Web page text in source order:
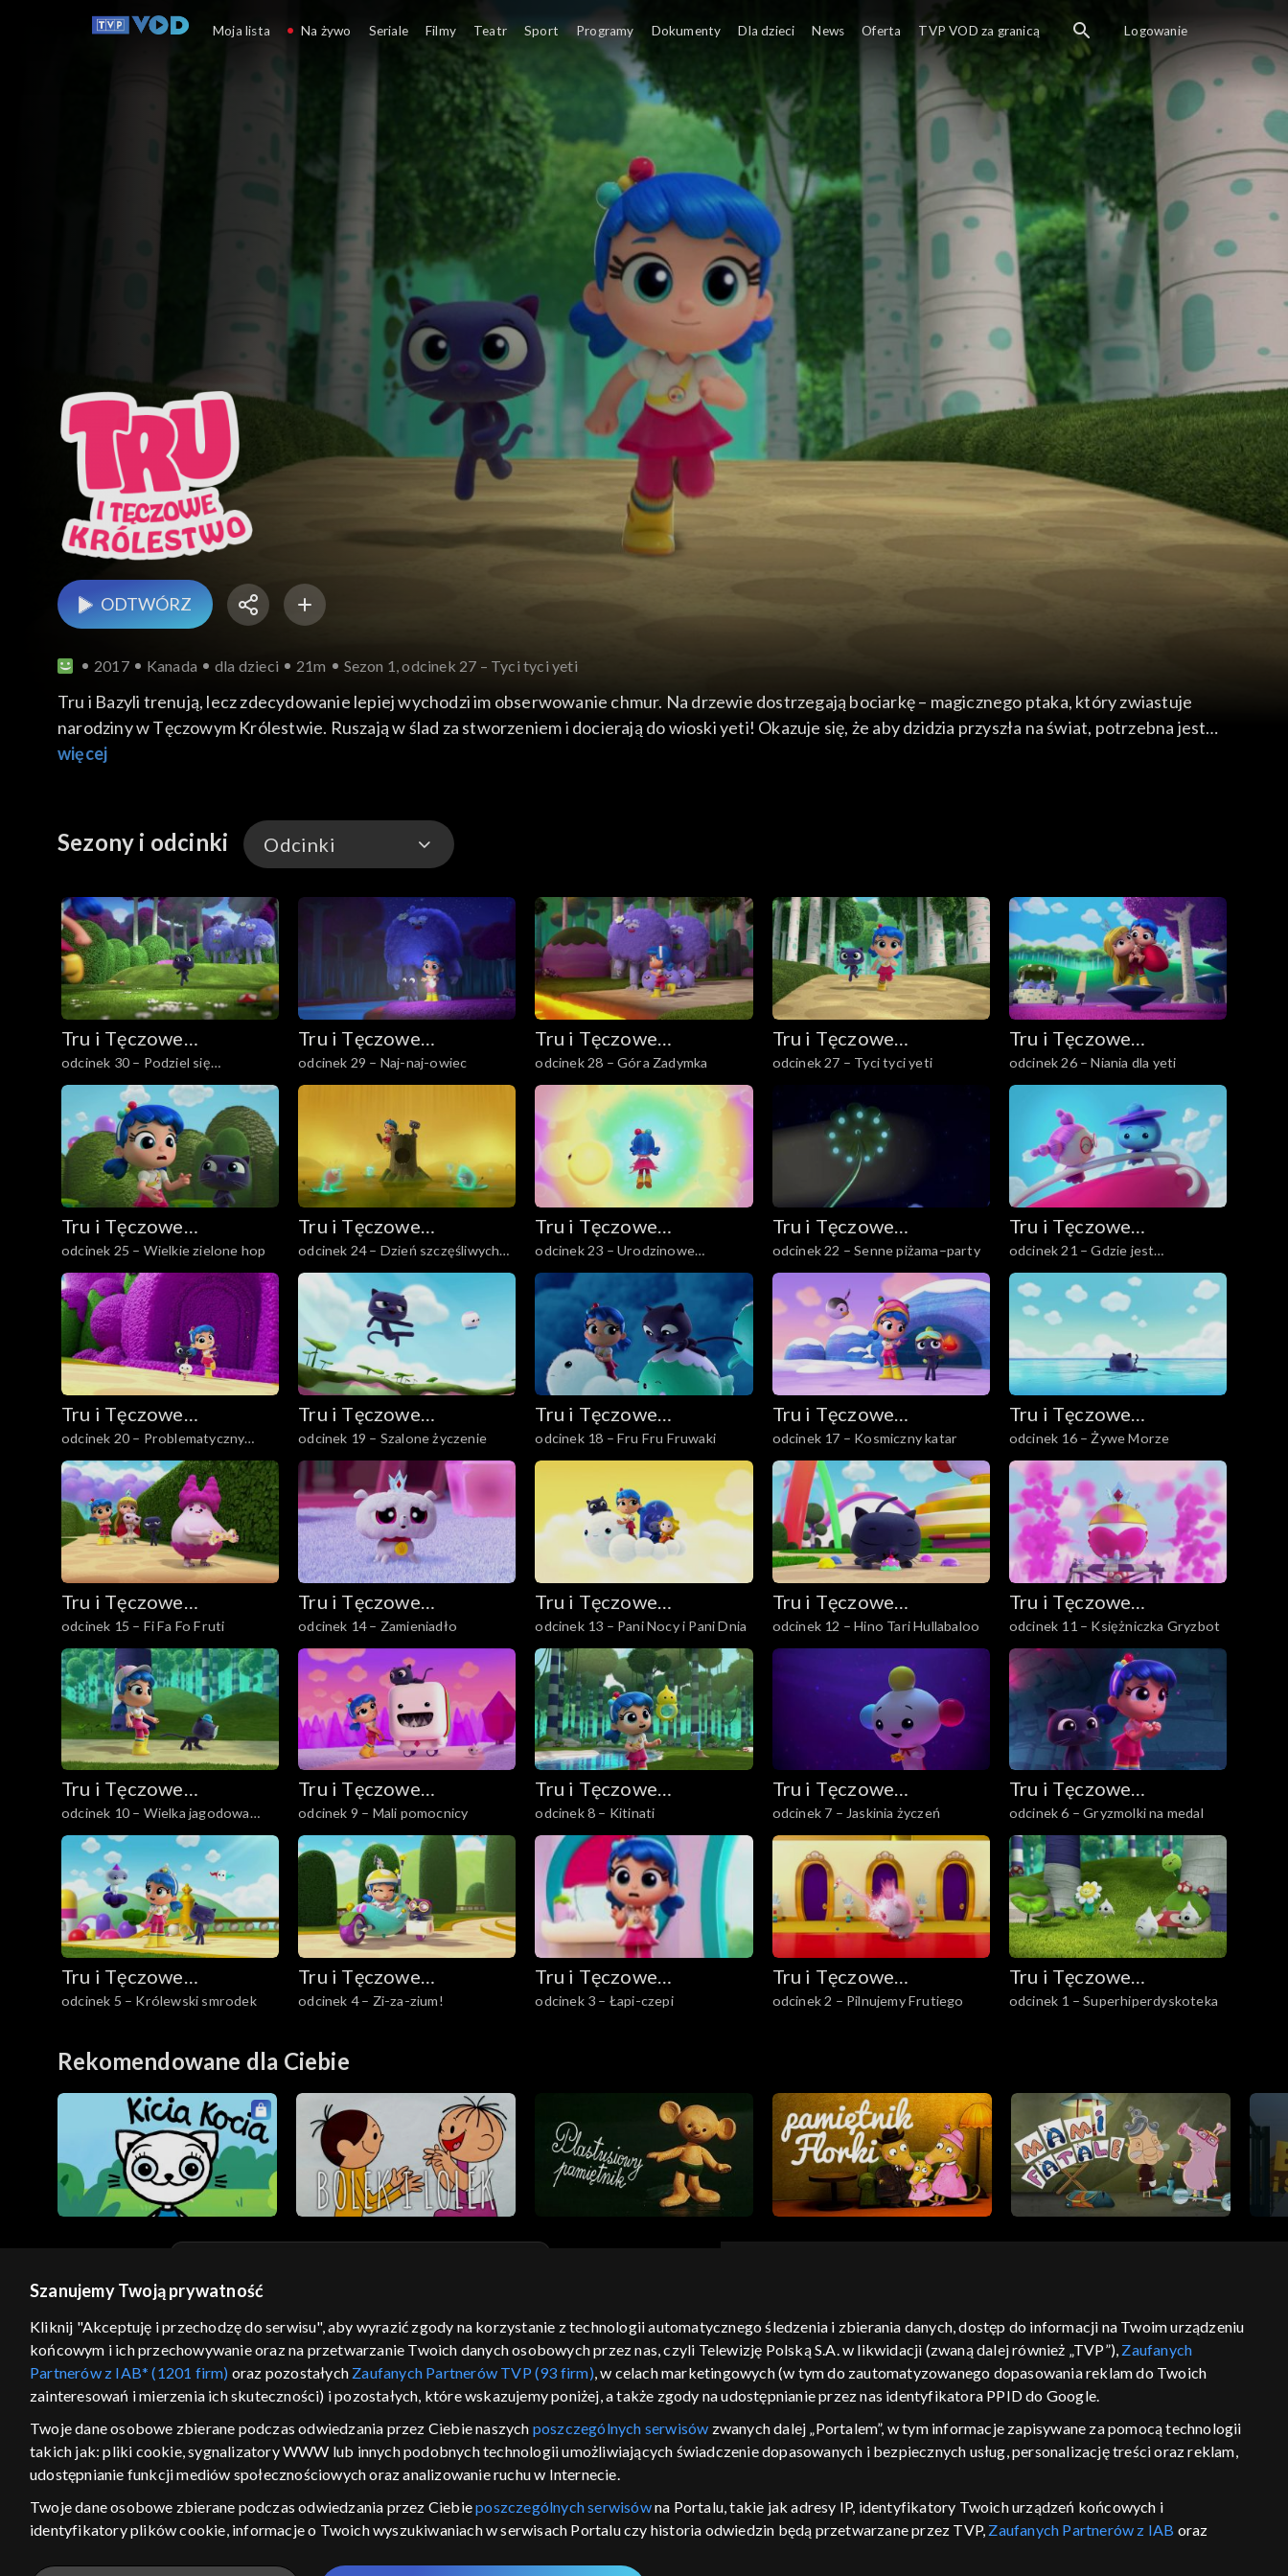
ODTWÓRZ
2017 Kanada dla dzieci 21m Sezon 1, odcinek 27 – Tyci tyci yeti
Tru i Bazyli trenują, lecz zdecydowanie lepiej wychodzi im obserwowanie chmur. Na drzewie dostrzegają bociarkę – magicznego ptaka, który zwiastuje
narodziny w Tęczowym Królestwie. Ruszają w ślad za stworzeniem i docierają do wioski yeti! Okazuje się, że aby dzidzia przyszła na świat, potrzebna jest
obecność bociarki, która uwielbia ciszę. Informowanie Gryzeldy nie jest dobrym pomysłem…
więcej
Sezony i odcinki Odcinki
Odcinki
Tru i Tęczowe
Królestwo
odcinek 30 – Podziel się
drapaczkiem
Tru i Tęczowe
Królestwo
odcinek 29 – Naj-naj-owiec
Tru i Tęczowe
Królestwo
odcinek 28 – Góra Zadymka
Tru i Tęczowe
Królestwo
odcinek 27 – Tyci tyci yeti
Tru i Tęczowe
Królestwo
odcinek 26 – Niania dla yeti
Tru i Tęczowe
Królestwo
odcinek 25 – Wielkie zielone hop
Tru i Tęczowe
Królestwo
odcinek 24 – Dzień szczęśliwych
serc
Tru i Tęczowe
Królestwo
odcinek 23 – Urodzinowe
przyjęcie Tru
Tru i Tęczowe
Królestwo
odcinek 22 – Senne piżama–party
Tru i Tęczowe
Królestwo
odcinek 21 – Gdzie jest
Kłębuszka?
Tru i Tęczowe
Królestwo
odcinek 20 – Problematyczny
mech
Tru i Tęczowe
Królestwo
odcinek 19 – Szalone życzenie
Tru i Tęczowe
Królestwo
odcinek 18 – Fru Fru Fruwaki
Tru i Tęczowe
Królestwo
odcinek 17 – Kosmiczny katar
Tru i Tęczowe
Królestwo
odcinek 16 – Żywe Morze
Tru i Tęczowe
Królestwo
odcinek 15 – Fi Fa Fo Fruti
Tru i Tęczowe
Królestwo
odcinek 14 – Zamieniadło
Tru i Tęczowe
Królestwo
odcinek 13 – Pani Nocy i Pani Dnia
Tru i Tęczowe
Królestwo
odcinek 12 – Hino Tari Hullabaloo
Tru i Tęczowe
Królestwo
odcinek 11 – Księżniczka Gryzbot
Tru i Tęczowe
Królestwo
odcinek 10 – Wielka jagodowa
zagadka
Tru i Tęczowe
Królestwo
odcinek 9 – Mali pomocnicy
Tru i Tęczowe
Królestwo
odcinek 8 – Kitinati
Tru i Tęczowe
Królestwo
odcinek 7 – Jaskinia życzeń
Tru i Tęczowe
Królestwo
odcinek 6 – Gryzmolki na medal
Tru i Tęczowe
Królestwo
odcinek 5 – Królewski smrodek
Tru i Tęczowe
Królestwo
odcinek 4 – Zi-za-zium!
Tru i Tęczowe
Królestwo
odcinek 3 – Łapi-czepi
Tru i Tęczowe
Królestwo
odcinek 2 – Pilnujemy Frutiego
Tru i Tęczowe
Królestwo
odcinek 1 – Superhiperdyskoteka
Rekomendowane dla Ciebie
GEOLOKALIZACJA
ŁĄCZYSZ SIĘ SPOZA POLSKI
Kraj, z którego się łączysz, to Stany Zjednoczone ,
w związku z czym część tytułów na platformie TVP
VOD może być nieodstępna. Sprawdź, które
Nie pokazuj ponownie
© 2026 Telewizja Polska S.A. w likwidacji
regulamin serwisu cennik polityka prywatności moje zgody pomoc kontakt voucher dostępność informacje o dostawcy usług
Moja lista Na żywo Seriale Filmy Teatr Sport Programy Dokumenty Dla dzieci News Oferta TVP VOD za granicą Logowanie
Szanujemy Twoją prywatność
Kliknij "Akceptuję i przechodzę do serwisu", aby wyrazić zgody na korzystanie z technologii automatycznego śledzenia i zbierania danych, dostęp do informacji na Twoim urządzeniu
końcowym i ich przechowywanie oraz na przetwarzanie Twoich danych osobowych przez nas, czyli Telewizję Polską S.A. w likwidacji (zwaną dalej również „TVP”), Zaufanych
Partnerów z IAB* (1201 firm) oraz pozostałych Zaufanych Partnerów TVP (93 firm), w celach marketingowych (w tym do zautomatyzowanego dopasowania reklam do Twoich
zainteresowań i mierzenia ich skuteczności) i pozostałych, które wskazujemy poniżej, a także zgody na udostępnianie przez nas identyfikatora PPID do Google.
Twoje dane osobowe zbierane podczas odwiedzania przez Ciebie naszych poszczególnych serwisów zwanych dalej „Portalem”, w tym informacje zapisywane za pomocą technologii
takich jak: pliki cookie, sygnalizatory WWW lub innych podobnych technologii umożliwiających świadczenie dopasowanych i bezpiecznych usług, personalizację treści oraz reklam,
udostępnianie funkcji mediów społecznościowych oraz analizowanie ruchu w Internecie.
Twoje dane osobowe zbierane podczas odwiedzania przez Ciebieposzczególnych serwisówna Portalu, takie jak adresy IP, identyfikatory Twoich urządzeń końcowych i
identyfikatory plików cookie, informacje o Twoich wyszukiwaniach w serwisach Portalu czy historia odwiedzin będą przetwarzane przez TVP, Zaufanych Partnerów z IAB oraz